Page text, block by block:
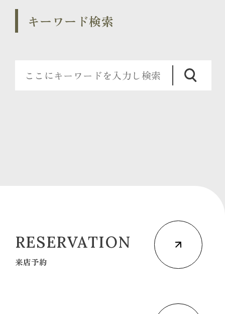
キーワード検索
RESERVATION
来店予約